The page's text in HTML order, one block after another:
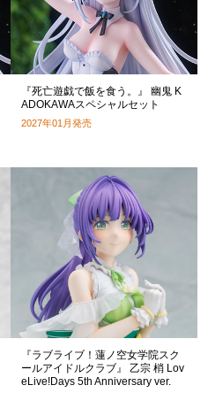
『死亡遊戯で飯を食う。』 幽鬼 K
ADOKAWAスペシャルセット
2027年01月発売
『ラブライブ！蓮ノ空女学院スク
ールアイドルクラブ』 乙宗 梢 Lov
eLive!Days 5th Anniversary ver.